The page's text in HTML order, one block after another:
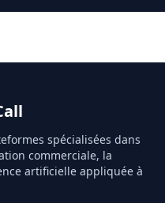
spécialisées dans
commerciale, la
artificielle appliquée à